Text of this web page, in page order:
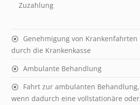
Zuzahlung
Genehmigung von Krankenfahrten
durch die Krankenkasse
Ambulante Behandlung
Fahrt zur ambulanten Behandlung,
wenn dadurch eine vollstationäre oder